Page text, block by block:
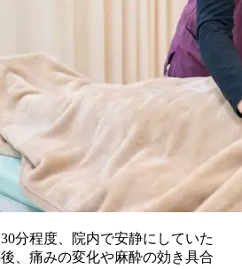
分程度、院内で安静にしていた
、痛みの変化や麻酔の効き具合